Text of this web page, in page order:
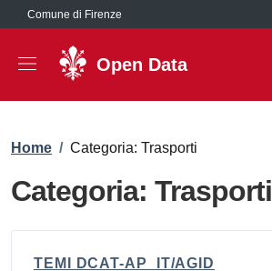
Salta al contenuto principale
Comune di Firenze
Open Data
Briciole di pane
Home / Categoria: Trasporti
Categoria: Trasporti
TEMI DCAT-AP_IT/AGID